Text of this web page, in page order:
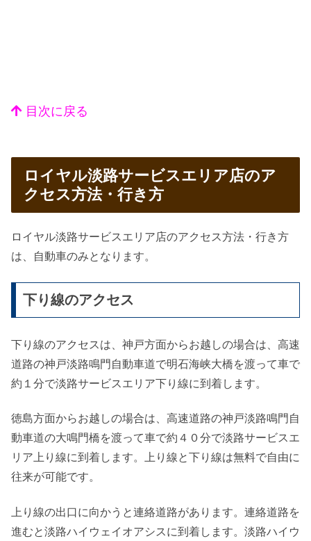
目次に戻る
ロイヤル淡路サービスエリア店のア
クセス方法・行き方
ロイヤル淡路サービスエリア店のアクセス方法・行き方
は、自動車のみとなります。
下り線のアクセス
下り線のアクセスは、神戸方面からお越しの場合は、高速
道路の神戸淡路鳴門自動車道で明石海峡大橋を渡って車で
約１分で淡路サービスエリア下り線に到着します。
徳島方面からお越しの場合は、高速道路の神戸淡路鳴門自
動車道の大鳴門橋を渡って車で約４０分で淡路サービスエ
リア上り線に到着します。上り線と下り線は無料で自由に
往来が可能です。
上り線の出口に向かうと連絡道路があります。連絡道路を
進むと淡路ハイウェイオアシスに到着します。淡路ハイウ